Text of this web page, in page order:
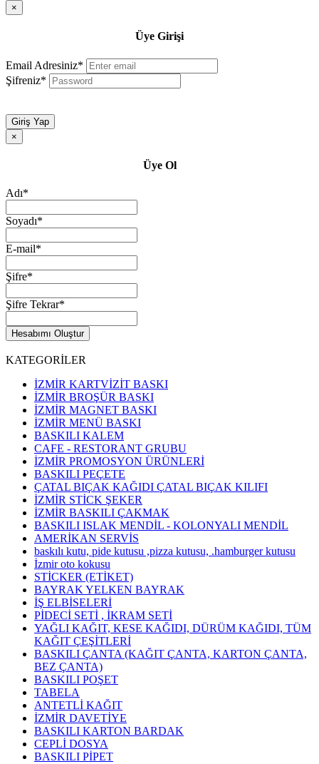
×
Üye Girişi
Email Adresiniz*
Şifreniz*
Giriş Yap
×
Üye Ol
Adı*
Soyadı*
E-mail*
Şifre*
Şifre Tekrar*
Hesabımı Oluştur
KATEGORİLER
İZMİR KARTVİZİT BASKI
İZMİR BROŞÜR BASKI
İZMİR MAGNET BASKI
İZMİR MENÜ BASKI
BASKILI KALEM
CAFE - RESTORANT GRUBU
İZMİR PROMOSYON ÜRÜNLERİ
BASKILI PEÇETE
ÇATAL BIÇAK KAĞIDI ÇATAL BIÇAK KILIFI
İZMİR STİCK ŞEKER
İZMİR BASKILI ÇAKMAK
BASKILI ISLAK MENDİL - KOLONYALI MENDİL
AMERİKAN SERVİS
baskılı kutu, pide kutusu ,pizza kutusu, .hamburger kutusu
İzmir oto kokusu
STİCKER (ETİKET)
BAYRAK YELKEN BAYRAK
İŞ ELBİSELERİ
PİDECİ SETİ , İKRAM SETİ
YAĞLI KAĞIT, KESE KAĞIDI, DÜRÜM KAĞIDI, TÜM
KAĞIT ÇEŞİTLERİ
BASKILI ÇANTA (KAĞIT ÇANTA, KARTON ÇANTA,
BEZ ÇANTA)
BASKILI POŞET
TABELA
ANTETLİ KAĞIT
İZMİR DAVETİYE
BASKILI KARTON BARDAK
CEPLİ DOSYA
BASKILI PİPET